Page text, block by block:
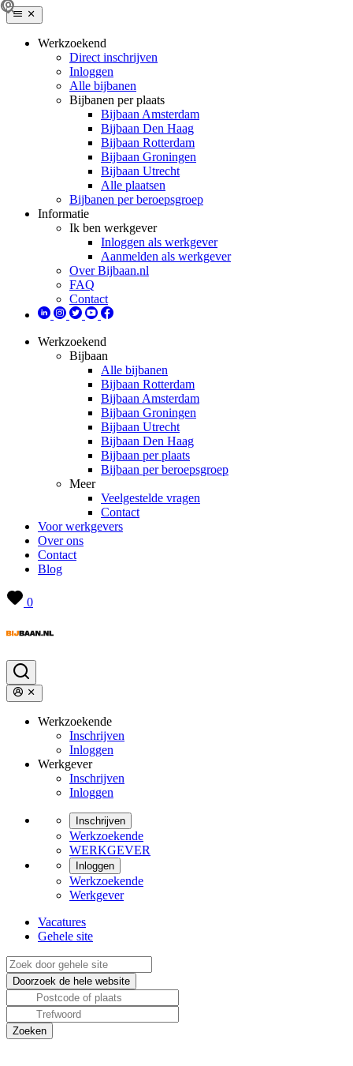
Werkzoekend
Direct inschrijven
Inloggen
Alle bijbanen
Bijbanen per plaats
Bijbaan Amsterdam
Bijbaan Den Haag
Bijbaan Rotterdam
Bijbaan Groningen
Bijbaan Utrecht
Alle plaatsen
Bijbanen per beroepsgroep
Informatie
Ik ben werkgever
Inloggen als werkgever
Aanmelden als werkgever
Over Bijbaan.nl
FAQ
Contact
Werkzoekend
Bijbaan
Alle bijbanen
Bijbaan Rotterdam
Bijbaan Amsterdam
Bijbaan Groningen
Bijbaan Utrecht
Bijbaan Den Haag
Bijbaan per plaats
Bijbaan per beroepsgroep
Meer
Veelgestelde vragen
Contact
Voor werkgevers
Over ons
Contact
Blog
0
Werkzoekende
Inschrijven
Inloggen
Werkgever
Inschrijven
Inloggen
Inschrijven
Werkzoekende
WERKGEVER
Inloggen
Werkzoekende
Werkgever
Vacatures
Gehele site